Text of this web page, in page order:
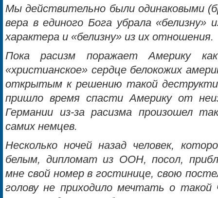
Мы действительно были одинаковыми
вера в единого Бога убрала «белизну»
характера и «белизну» из их отношения.
Пока расизм поражает Америку
«христианское» сердце белокожих
открытым к решению такой
пришло время спасти Америку от
Германии из-за расизма произошел
самих немцев.
Несколько ночей назад человек,
белым, дипломат из ООН, посол,
мне свой номер в гостинице, свою
голову не приходило мечтать о